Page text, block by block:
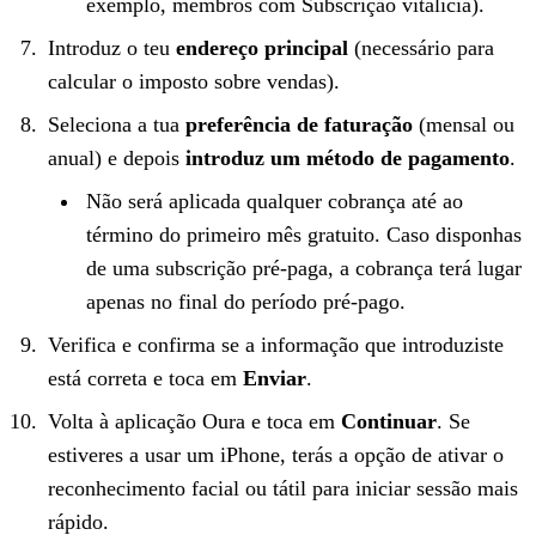
Introduz o teu endereço principal (necessário para
calcular o imposto sobre vendas).
Seleciona a tua preferência de faturação (mensal ou
anual) e depois introduz um método de pagamento.
Não será aplicada qualquer cobrança até ao
término do primeiro mês gratuito. Caso disponhas
de uma subscrição pré-paga, a cobrança terá lugar
apenas no final do período pré-pago.
Verifica e confirma se a informação que introduziste
está correta e toca em Enviar.
Volta à aplicação Oura e toca em Continuar. Se
estiveres a usar um iPhone, terás a opção de ativar o
reconhecimento facial ou tátil para iniciar sessão mais
rápido.